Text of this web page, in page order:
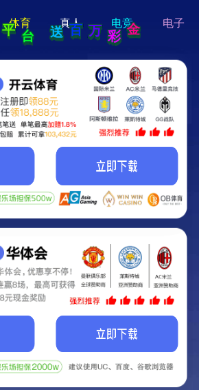
Guys!
将上线啦...
的网站正在建设.
是非常棒的网站.